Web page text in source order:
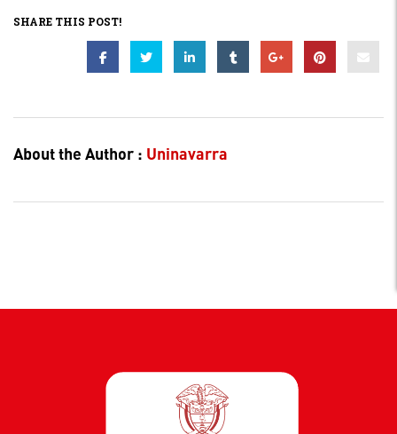
SHARE THIS POST!
About the Author : Uninavarra